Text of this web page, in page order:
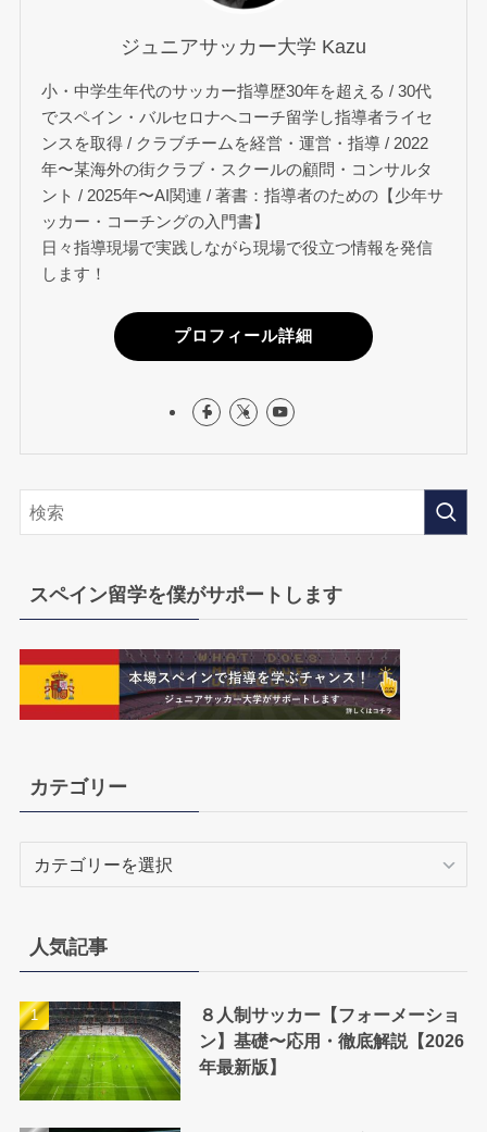
ジュニアサッカー大学 Kazu
小・中学生年代のサッカー指導歴30年を超える / 30代
でスペイン・バルセロナへコーチ留学し指導者ライセ
ンスを取得 / クラブチームを経営・運営・指導 / 2022
年〜某海外の街クラブ・スクールの顧問・コンサルタ
ント / 2025年〜AI関連 / 著書：指導者のための【少年サ
ッカー・コーチングの入門書】
日々指導現場で実践しながら現場で役立つ情報を発信
します！
プロフィール詳細
スペイン留学を僕がサポートします
カテゴリー
ー
人気記事
８人制サッカー【フォーメーショ
ン】基礎〜応用・徹底解説【2026
年最新版】